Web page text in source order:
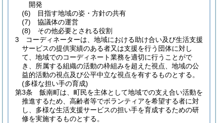
開発
(6)
目指す地域の姿・方針の共有
(7)
協議体の運営
(8)
その他必要とされる役割
3
コーディネーターは、地域における助け合い及び生活支援
サービスの提供実績のある者又は支援を行う団体に対し
て、地域でのコーディネート業務を適切に行うことがで
き、所属する組織の活動の枠組みを超えた視点、地域の公
益的活動の視点及び公平中立な視点を有するものとする。
(多様な担い手の育成)
第3条
飯南町は、町民を主体として地域での支え合い活動を
推進するため、高齢者等でボランティアを希望する者に対
し、多様な生活支援サービスの担い手を育成するための研
修を実施するものとする。